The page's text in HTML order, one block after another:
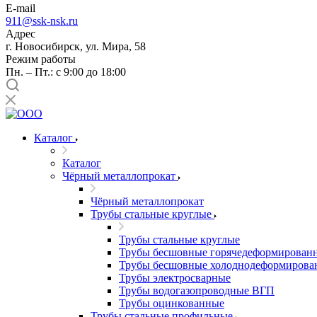
E-mail
911@ssk-nsk.ru
Адрес
г. Новосибирск, ул. Мира, 58
Режим работы
Пн. – Пт.: с 9:00 до 18:00
Каталог
Каталог
Чёрный металлопрокат
Чёрный металлопрокат
Трубы стальные круглые
Трубы стальные круглые
Трубы бесшовные
Трубы бесшовные
Трубы электросварные
Трубы водогазопроводные ВГП
Трубы оцинкованные